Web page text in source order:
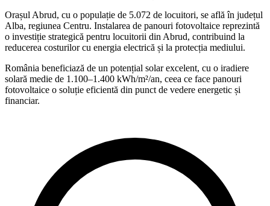
Orașul Abrud, cu o populație de 5.072 de locuitori, se află în județul
Alba, regiunea Centru. Instalarea de panouri fotovoltaice reprezintă
o investiție strategică pentru locuitorii din Abrud, contribuind la
reducerea costurilor cu energia electrică și la protecția mediului.
România beneficiază de un potențial solar excelent, cu o iradiere
solară medie de 1.100–1.400 kWh/m²/an, ceea ce face panouri
fotovoltaice o soluție eficientă din punct de vedere energetic și
financiar.